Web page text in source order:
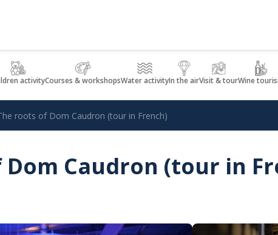
activityCourses & workshopsWater activityIn the airVisit & tourWine
roots of Dom Caudron (tour in French)
Caudron (tour in